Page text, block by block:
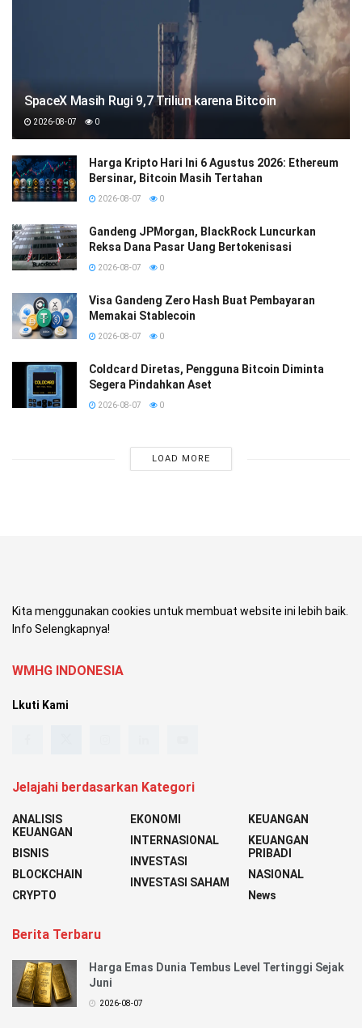
SpaceX Masih Rugi 9,7 Triliun karena Bitcoin
2026-08-07 0
Harga Kripto Hari Ini 6 Agustus 2026: Ethereum
Bersinar, Bitcoin Masih Tertahan
2026-08-07 0
Gandeng JPMorgan, BlackRock Luncurkan
Reksa Dana Pasar Uang Bertokenisasi
2026-08-07 0
Visa Gandeng Zero Hash Buat Pembayaran
Memakai Stablecoin
2026-08-07 0
Coldcard Diretas, Pengguna Bitcoin Diminta
Segera Pindahkan Aset
2026-08-07 0
LOAD MORE
Kita menggunakan cookies untuk membuat website ini lebih baik.
Info Selengkapnya!
WMHG INDONESIA
Lkuti Kami
Jelajahi berdasarkan Kategori
ANALISIS
KEUANGAN
BISNIS
BLOCKCHAIN
CRYPTO
EKONOMI
INTERNASIONAL
INVESTASI
INVESTASI SAHAM
KEUANGAN
KEUANGAN
PRIBADI
NASIONAL
News
Berita Terbaru
Harga Emas Dunia Tembus Level Tertinggi Sejak
Juni
2026-08-07